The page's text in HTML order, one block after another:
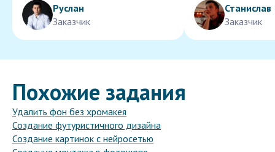
Руслан
Заказчик
Станислав
Заказчик
Похожие задания
Удалить фон без хромакея
Создание футуристичного дизайна
Создание картинок с нейросетью